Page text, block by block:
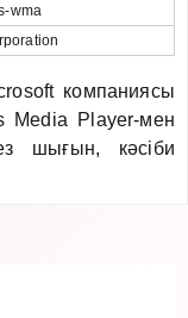
wma
компаниясы
Media Player-мен
шығын, кәсіби